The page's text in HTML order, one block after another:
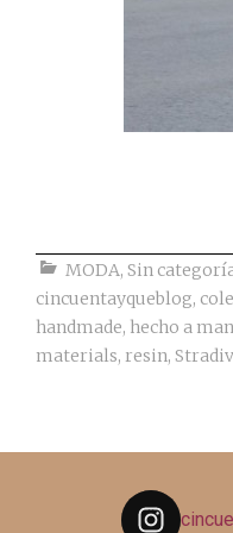
MODA, Sin
cincuentayqueblog,
handmade, hecho a
materials, resin,